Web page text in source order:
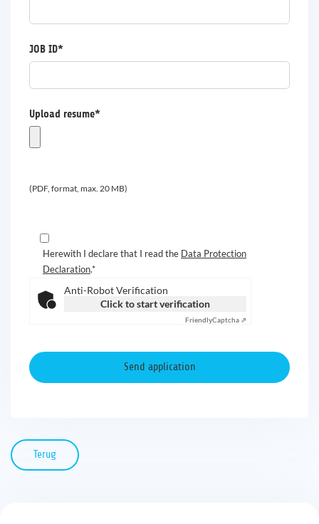
JOB ID*
Upload resume*
(PDF, format, max. 20 MB)
Herewith I declare that I read the Data Protection
Declaration.*
Anti-Robot Verification
Click to start verification
FriendlyCaptcha ⇗
Terug